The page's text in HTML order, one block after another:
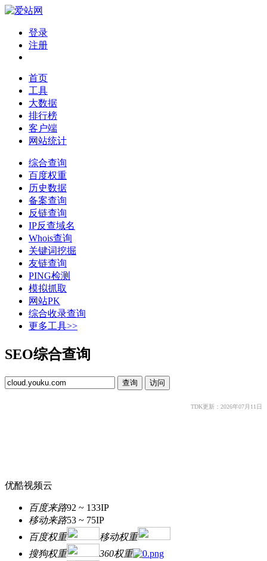
登录
注册
首页
工具
大数据
排行榜
客户端
网站统计
综合查询
百度权重
历史数据
备案查询
反链查询
IP反查域名
Whois查询
关键词挖掘
友链查询
PING检测
模拟抓取
网站PK
综合收录查询
更多工具>>
SEO综合查询
TDK更新：2026年07月11日
优酷视频云
百度来路92 ~ 133IP
移动来路53 ~ 75IP
百度权重
移动权重
搜狗权重
360权重